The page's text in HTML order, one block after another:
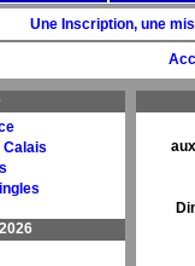
Une Inscription, une
Calais